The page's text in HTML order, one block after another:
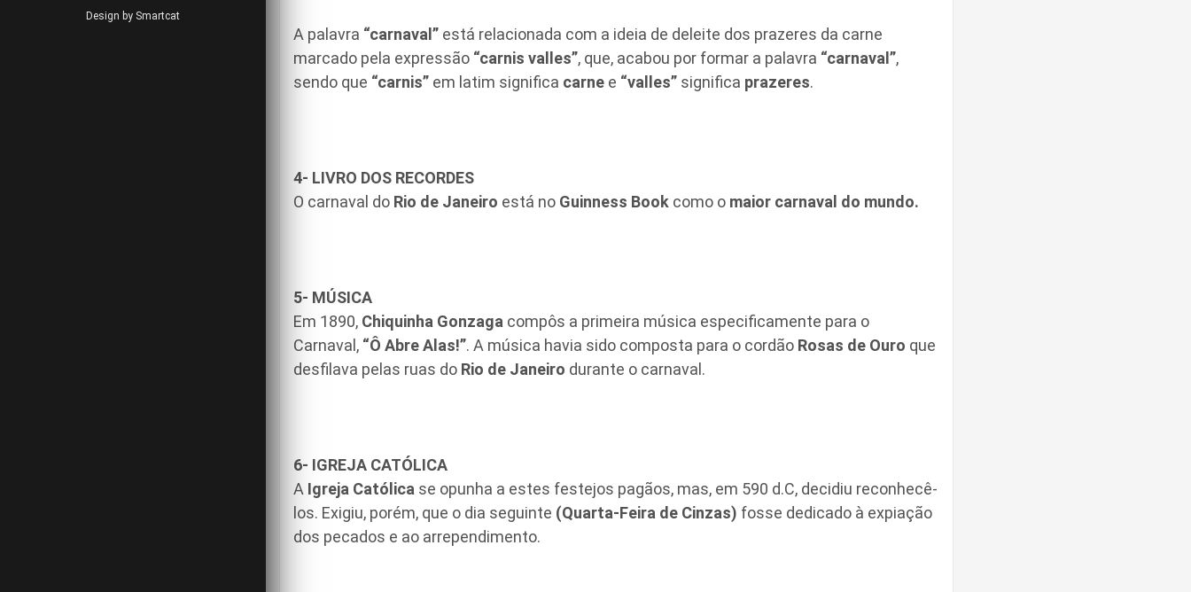
Design by Smartcat
A palavra “carnaval” está relacionada com a ideia de deleite dos prazeres da carne
marcado pela expressão “carnis valles”, que, acabou por formar a palavra “carnaval”,
sendo que “carnis” em latim significa carne e “valles” significa prazeres.
4- LIVRO DOS RECORDES
O carnaval do Rio de Janeiro está no Guinness Book como o maior carnaval do mundo.
5- MÚSICA
Em 1890, Chiquinha Gonzaga compôs a primeira música especificamente para o
Carnaval, “Ô Abre Alas!”. A música havia sido composta para o cordão Rosas de Ouro que
desfilava pelas ruas do Rio de Janeiro durante o carnaval.
6- IGREJA CATÓLICA
A Igreja Católica se opunha a estes festejos pagãos, mas, em 590 d.C, decidiu reconhecê-
los. Exigiu, porém, que o dia seguinte (Quarta-Feira de Cinzas) fosse dedicado à expiação
dos pecados e ao arrependimento.